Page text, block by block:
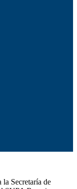
la Secretaría de